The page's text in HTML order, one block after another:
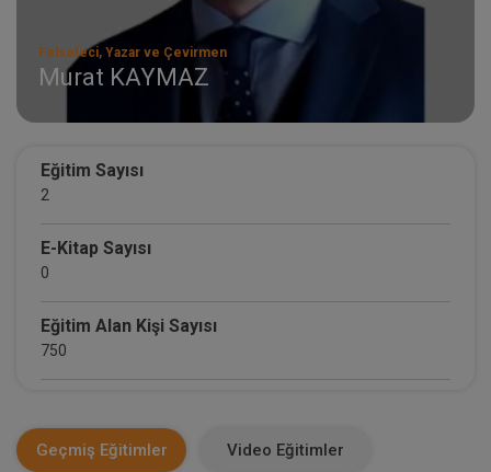
Felsefeci, Yazar ve Çevirmen
Murat KAYMAZ
Eğitim Sayısı
2
E-Kitap Sayısı
0
Eğitim Alan Kişi Sayısı
750
0
Geçmiş Eğitimler Video Eğitimler